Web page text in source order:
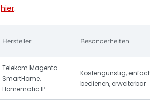
hier.
Hersteller Besonderheiten
Telekom Magenta
SmartHome,
Homematic IP
Kostengünstig,
bedienen, erweiterbar